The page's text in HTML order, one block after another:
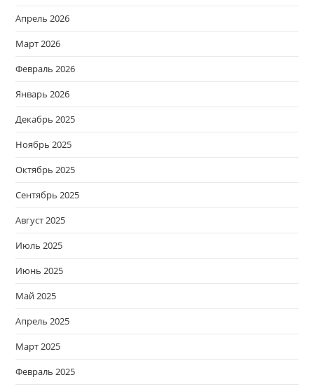
Апрель 2026
Март 2026
Февраль 2026
Январь 2026
Декабрь 2025
Ноябрь 2025
Октябрь 2025
Сентябрь 2025
Август 2025
Июль 2025
Июнь 2025
Май 2025
Апрель 2025
Март 2025
Февраль 2025